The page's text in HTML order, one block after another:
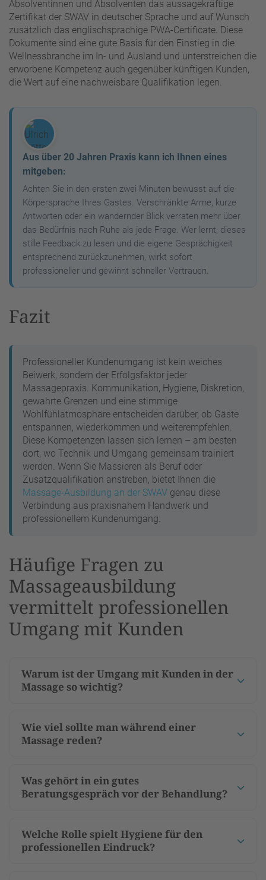
Absolventinnen und Absolventen das aussagekräftige
Zertifikat der SWAV in deutscher Sprache und auf Wunsch
zusätzlich das englischsprachige PWA-Certificate. Diese
Dokumente sind eine gute Basis für den Einstieg in die
Wellnessbranche im In- und Ausland und unterstreichen die
erworbene Kompetenz auch gegenüber künftigen Kunden,
die Wert auf eine nachweisbare Qualifikation legen.
Aus über 20 Jahren Praxis kann ich Ihnen eines
mitgeben:
Achten Sie in den ersten zwei Minuten bewusst auf die
Körpersprache Ihres Gastes. Verschränkte Arme, kurze
Antworten oder ein wandernder Blick verraten mehr über
das Bedürfnis nach Ruhe als jede Frage. Wer lernt, dieses
stille Feedback zu lesen und die eigene Gesprächigkeit
entsprechend zurückzunehmen, wirkt sofort
professioneller und gewinnt schneller Vertrauen.
Fazit
Professioneller Kundenumgang ist kein weiches
Beiwerk, sondern der Erfolgsfaktor jeder
Massagepraxis. Kommunikation, Hygiene, Diskretion,
gewahrte Grenzen und eine stimmige
Wohlfühlatmosphäre entscheiden darüber, ob Gäste
entspannen, wiederkommen und weiterempfehlen.
Diese Kompetenzen lassen sich lernen – am besten
dort, wo Technik und Umgang gemeinsam trainiert
werden. Wenn Sie Massieren als Beruf oder
Zusatzqualifikation anstreben, bietet Ihnen die
Massage-Ausbildung an der SWAV genau diese
Verbindung aus praxisnahem Handwerk und
professionellem Kundenumgang.
Häufige Fragen zu
Massageausbildung
vermittelt professionellen
Umgang mit Kunden
Warum ist der Umgang mit Kunden in der
Massage so wichtig?
Wie viel sollte man während einer
Massage reden?
Was gehört in ein gutes
Beratungsgespräch vor der Behandlung?
Welche Rolle spielt Hygiene für den
professionellen Eindruck?